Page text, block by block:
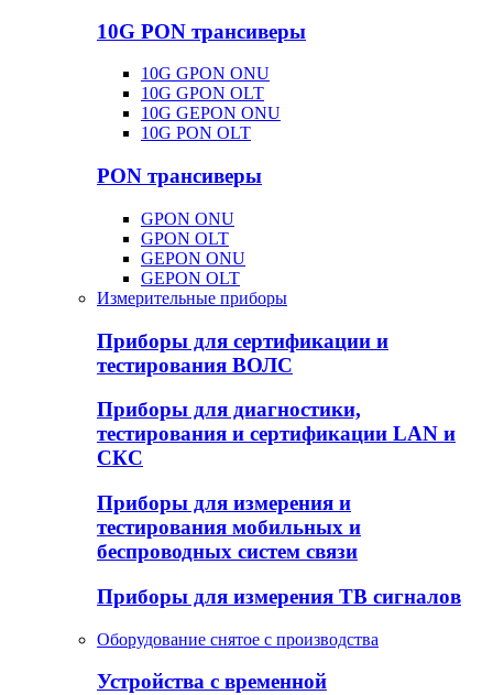
10G PON трансиверы
10G GPON ONU
10G GPON OLT
10G GEPON ONU
10G PON OLT
PON трансиверы
GPON ONU
GPON OLT
GEPON ONU
GEPON OLT
Измерительные приборы
Приборы для сертификации и
тестирования ВОЛС
Приборы для диагностики,
тестирования и сертификации LAN и
СКС
Приборы для измерения и
тестирования мобильных и
беспроводных систем связи
Приборы для измерения ТВ сигналов
Оборудование снятое с производства
Устройства с временной